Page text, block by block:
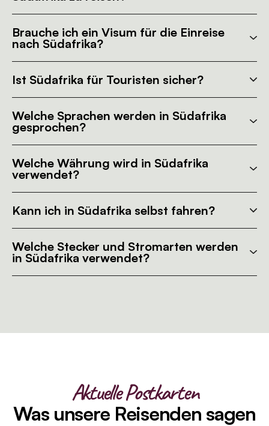
Brauche ich ein Visum für die Einreise
nach Südafrika?
Ist Südafrika für Touristen sicher?
Welche Sprachen werden in Südafrika
gesprochen?
Welche Währung wird in Südafrika
verwendet?
Kann ich in Südafrika selbst fahren?
Welche Stecker und Stromarten werden
in Südafrika verwendet?
Aktuelle Postkarten
Was unsere Reisenden sagen